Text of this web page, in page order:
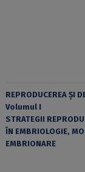
REPRODUCEREA ȘI
Volumul I
STRATEGII
ÎN EMBRIOLOGIE,
EMBRIONARE